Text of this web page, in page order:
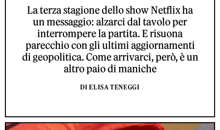
La terza stagione dello show Netflix ha
un messaggio: alzarci dal tavolo per
interrompere la partita. E risuona
parecchio con gli ultimi aggiornamenti
di geopolitica. Come arrivarci, però, è un
altro paio di maniche
DI ELISA TENEGGI